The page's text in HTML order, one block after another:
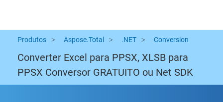
Produtos Aspose.Total .NET Conversion
Converter Excel para PPSX, XLSB para
PPSX Conversor GRATUITO ou Net SDK